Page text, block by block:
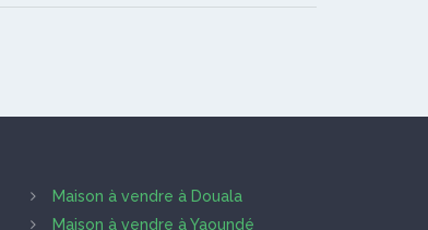
Maison à vendre à Douala
Maison à vendre à Yaoundé